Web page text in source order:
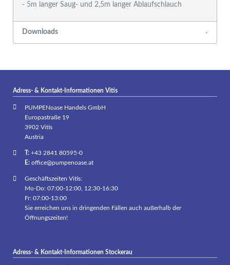
Downloads
Adress- & Kontakt-Informationen Vitis
PUMPENoase Handels GmbH
Europastraße 19
3902 Vitis
Austria
T:+43 2841 80595-0
E: office@pumpenoase.at
Geschäftszeiten Vitis:
Mo-Do: 07:00-12:00, 12:30-16:30
Fr: 07:00-13:00
Sie erreichen uns in dringenden Fällen auch außerhalb der
Öffnungszeiten!
Adress- & Kontakt-Informationen Stockerau